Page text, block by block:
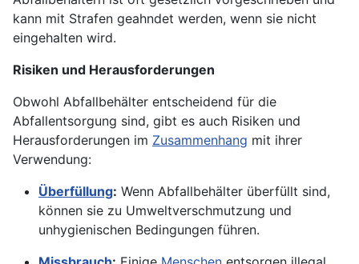
kann mit Strafen geahndet werden, wenn sie nicht
eingehalten wird.
Risiken und Herausforderungen
Obwohl Abfallbehälter entscheidend für die
Abfallentsorgung sind, gibt es auch Risiken und
Herausforderungen im Zusammenhang mit ihrer
Verwendung:
Überfüllung: Wenn Abfallbehälter überfüllt sind,
können sie zu Umweltverschmutzung und
unhygienischen Bedingungen führen.